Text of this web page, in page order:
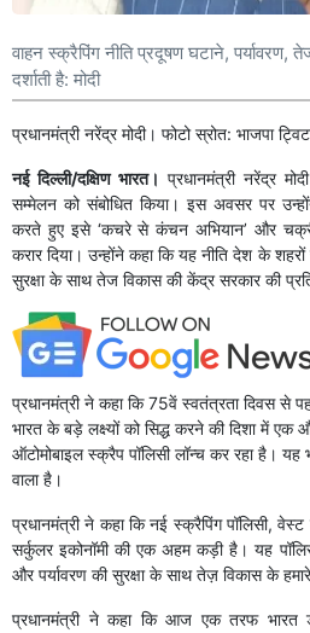
वाहन स्क्रैपिंग नीति प्रदूषण घटाने, पर्यावरण,
दर्शाती है: मोदी
प्रधानमंत्री नरेंद्र मोदी। फोटो स्रोत: भाजपा
नई दिल्ली/दक्षिण भारत। प्रधानमंत्री नरेंद्र
सम्मेलन को संबोधित किया। इस अवसर पर
करते हुए इसे ‘कचरे से कंचन अभियान’ और
करार दिया। उन्होंने कहा कि यह नीति देश के
सुरक्षा के साथ तेज विकास की केंद्र सरकार की
प्रधानमंत्री ने कहा कि 75वें स्वतंत्रता दिवस से
भारत के बड़े लक्ष्यों को सिद्ध करने की दिशा में
ऑटोमोबाइल स्क्रैप पॉलिसी लॉन्च कर रहा है। यह
वाला है।
प्रधानमंत्री ने कहा कि नई स्क्रैपिंग पॉलिसी,
सर्कुलर इकोनॉमी की एक अहम कड़ी है। यह
और पर्यावरण की सुरक्षा के साथ तेज़ विकास के
प्रधानमंत्री ने कहा कि आज एक तरफ